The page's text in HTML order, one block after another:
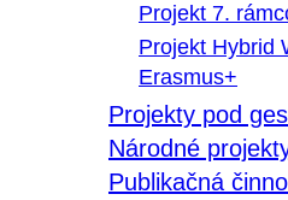
Projekt 7.
Projekt Hybrid
Erasmus+
Projekty pod
Národné
Publikačná